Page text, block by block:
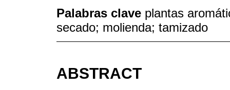
Palabras clave plantas
secado; molienda; tamizado
ABSTRACT